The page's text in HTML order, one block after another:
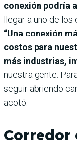
conexión podría
llegar a uno de
“Una conexión
costos para
más industrias,
nuestra gente.
seguir abriendo
acotó.
Corredor